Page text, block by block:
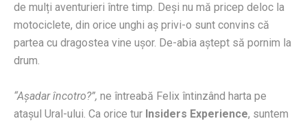
de mulți aventurieri între timp. Deși nu mă pricep deloc la
motociclete, din orice unghi aș privi-o sunt convins că
partea cu dragostea vine ușor. De-abia aștept să pornim la
drum.
“Așadar încotro?”, ne întreabă Felix întinzând harta pe
atașul Ural-ului. Ca orice tur Insiders Experience, suntem